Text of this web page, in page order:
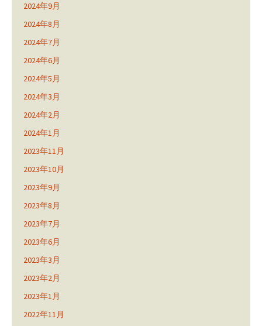
2024年9月
2024年8月
2024年7月
2024年6月
2024年5月
2024年3月
2024年2月
2024年1月
2023年11月
2023年10月
2023年9月
2023年8月
2023年7月
2023年6月
2023年3月
2023年2月
2023年1月
2022年11月